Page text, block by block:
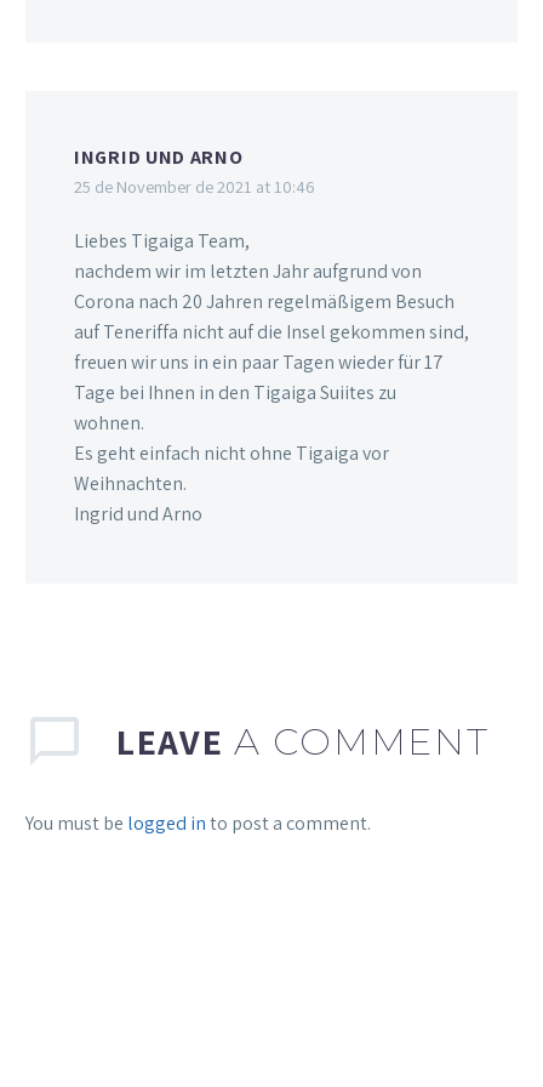
INGRID UND ARNO
25 de November de 2021 at 10:46
Liebes Tigaiga Team,
nachdem wir im letzten Jahr aufgrund von
Corona nach 20 Jahren regelmäßigem Besuch
auf Teneriffa nicht auf die Insel gekommen sind,
freuen wir uns in ein paar Tagen wieder für 17
Tage bei Ihnen in den Tigaiga Suiites zu
wohnen.
Es geht einfach nicht ohne Tigaiga vor
Weihnachten.
Ingrid und Arno
LEAVE A COMMENT
You must be logged into post a comment.